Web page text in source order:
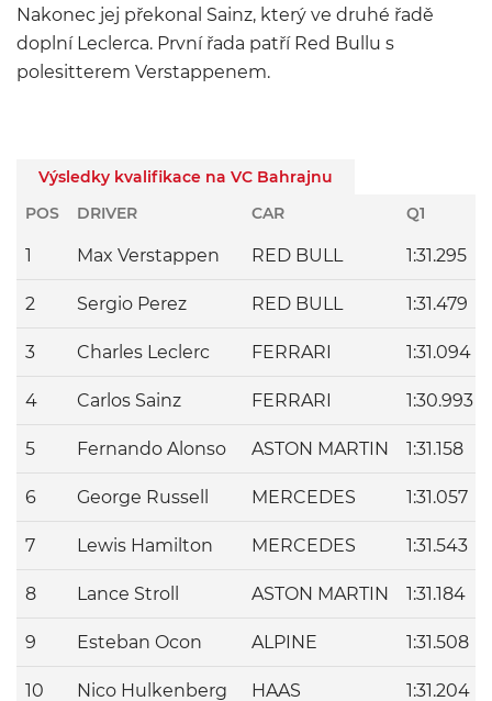
Nakonec jej překonal Sainz, který ve druhé řadě
doplní Leclerca. První řada patří Red Bullu s
polesitterem Verstappenem.
Výsledky kvalifikace na VC Bahrajnu
POS
DRIVER CAR Q1
1 Max Verstappen RED BULL 1:31.295
2 Sergio Perez RED BULL 1:31.479
3 Charles Leclerc FERRARI 1:31.094
4 Carlos Sainz FERRARI 1:30.993
5 Fernando Alonso ASTON MARTIN 1:31.158
6 George Russell MERCEDES 1:31.057
7 Lewis Hamilton MERCEDES 1:31.543
8 Lance Stroll ASTON MARTIN 1:31.184
9 Esteban Ocon ALPINE 1:31.508
10 Nico Hulkenberg HAAS 1:31.204